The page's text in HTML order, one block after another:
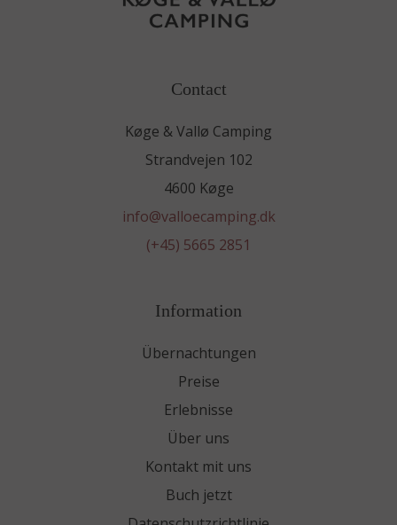
Contact
Køge & Vallø Camping
Strandvejen 102
4600 Køge
info@valloecamping.dk
(+45) 5665 2851
Information
Übernachtungen
Preise
Erlebnisse
Über uns
Kontakt mit uns
Buch jetzt